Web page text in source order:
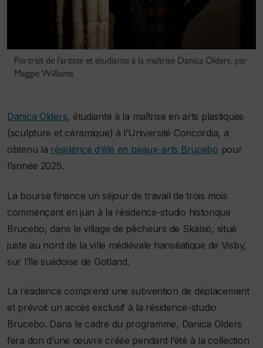
Portrait de l’artiste et étudiante à la maîtrise Danica Olders, par
Maggie Williams
Danica Olders, étudiante à la maîtrise en arts plastiques
(sculpture et céramique) à l’Université Concordia, a
obtenu la résidence d’été en beaux-arts Brucebo pour
l’année 2025.
La bourse finance un séjour de travail de trois mois
commençant en juin à la résidence-studio historique
Brucebo, dans le village de pêcheurs de Skälsö, situé
juste au nord de la ville médiévale hanséatique de Visby,
sur l’île suédoise de Gotland.
La résidence comprend une subvention de déplacement
et prévoit un accès exclusif à la résidence-studio
Brucebo. Dans le cadre du programme, Danica Olders
fera don d’une œuvre créée pendant l’été à la collection